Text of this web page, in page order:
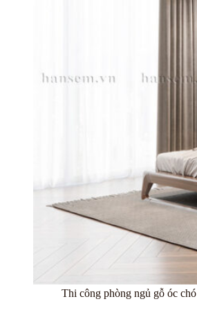
Thi công phòng ngủ gỗ óc